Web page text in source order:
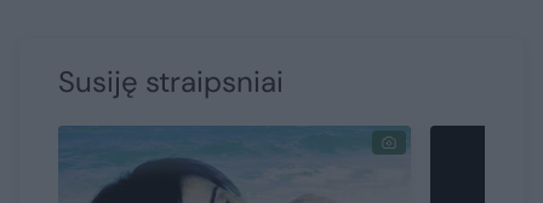
Susiję straipsniai